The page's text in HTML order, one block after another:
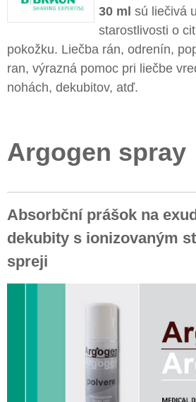
30 ml sú liečivá
starostlivosti o
pokožku. Liečba rán, odrenín,
ran, výrazná pomoc pri liečbe
nohách, dekubitov, atď.
Argogen spray
Absorbční prášok na
dekubity s ionizovaným
spreji